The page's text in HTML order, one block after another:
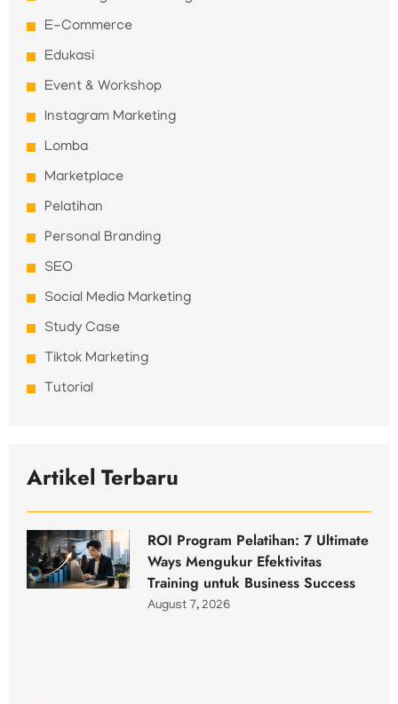
E-Commerce
Edukasi
Event & Workshop
Instagram Marketing
Lomba
Marketplace
Pelatihan
Personal Branding
SEO
Social Media Marketing
Study Case
Tiktok Marketing
Tutorial
Artikel Terbaru
ROI Program Pelatihan: 7 Ultimate
Ways Mengukur Efektivitas
Training untuk Business Success
August 7, 2026